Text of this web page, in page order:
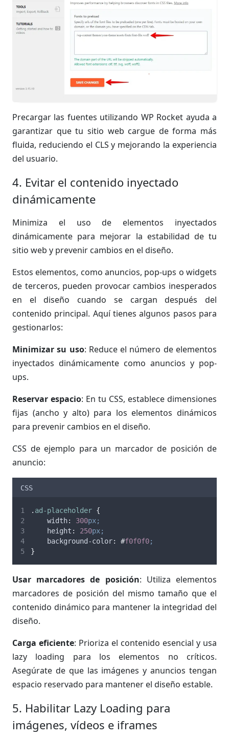
Precargar las fuentes utilizando WP Rocket ayuda a
garantizar que tu sitio web cargue de forma más
fluida, reduciendo el CLS y mejorando la experiencia
del usuario.
4. Evitar el contenido inyectado
dinámicamente
Minimiza el uso de elementos inyectados
dinámicamente para mejorar la estabilidad de tu
sitio web y prevenir cambios en el diseño.
Estos elementos, como anuncios, pop-ups o widgets
de terceros, pueden provocar cambios inesperados
en el diseño cuando se cargan después del
contenido principal. Aquí tienes algunos pasos para
gestionarlos:
Minimizar su uso: Reduce el número de elementos
inyectados dinámicamente como anuncios y pop-
ups.
Reservar espacio: En tu CSS, establece dimensiones
fijas (ancho y alto) para los elementos dinámicos
para prevenir cambios en el diseño.
CSS de ejemplo para un marcador de posición de
anuncio:
CSS
. ad-placeholder {
width: 300px;
height : 250px;
background-color: #f0f0f0;
}
Usar marcadores de posición: Utiliza elementos
marcadores de posición del mismo tamaño que el
contenido dinámico para mantener la integridad del
diseño.
Carga eficiente: Prioriza el contenido esencial y usa
lazy loading para los elementos no críticos.
Asegúrate de que las imágenes y anuncios tengan
espacio reservado para mantener el diseño estable.
5. Habilitar Lazy Loading para
imágenes, vídeos e iframes